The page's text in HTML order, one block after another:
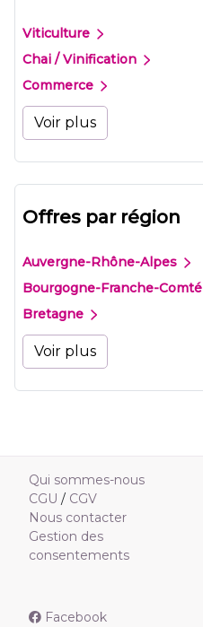
Viticulture
Chai / Vinification
Commerce
Voir plus
Offres par région
Auvergne-Rhône-Alpes
Bourgogne-Franche-Comté
Bretagne
Voir plus
Qui sommes-nous
CGU / CGV
Nous contacter
Gestion des
consentements
Facebook